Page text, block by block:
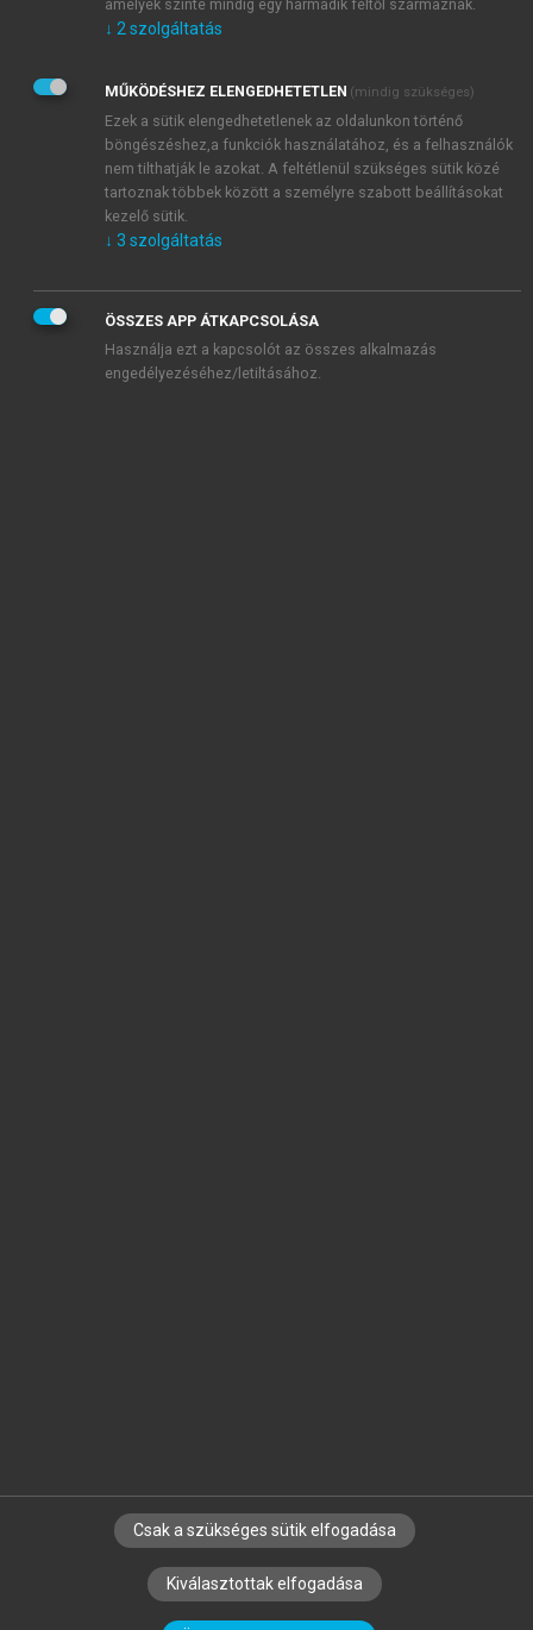
Kérek értesítést az Akadémiai Kiadó Zrt. újdonságairól,
Adatkezelési tájékoztatóbanfoglaltakat tudomásul
veszem és elfogadom.
Általános vásárlási feltételeket, valamint a szotar.netés a
mersz.huoldalak licencszerződéseiben foglaltakat
tudomásul veszem és elfogadom.
KIPRÓBÁLOM
SZERZŐKNEK CÉGEKNEK KÖNYVTÁROSOKNAK
SZERKESZTÉSI ÉS LEKTORÁLÁSI ALAPELVEK
amelyek szinte mindig egy harmadik féltől származnak.
↓ 2 szolgáltatás
MŰKÖDÉSHEZ ELENGEDHETETLEN (mindig szükséges)
Ezek a sütik elengedhetetlenek az oldalunkon történő
böngészéshez,a funkciók használatához, és a felhasználók
nem tilthatják le azokat. A feltétlenül szükséges sütik közé
tartoznak többek között a személyre szabott beállításokat
kezelő sütik.
↓ 3 szolgáltatás
ÖSSZES APP ÁTKAPCSOLÁSA
Használja ezt a kapcsolót az összes alkalmazás
engedélyezéséhez/letiltásához.
Csak a szükséges sütik elfogadása
Kiválasztottak elfogadása